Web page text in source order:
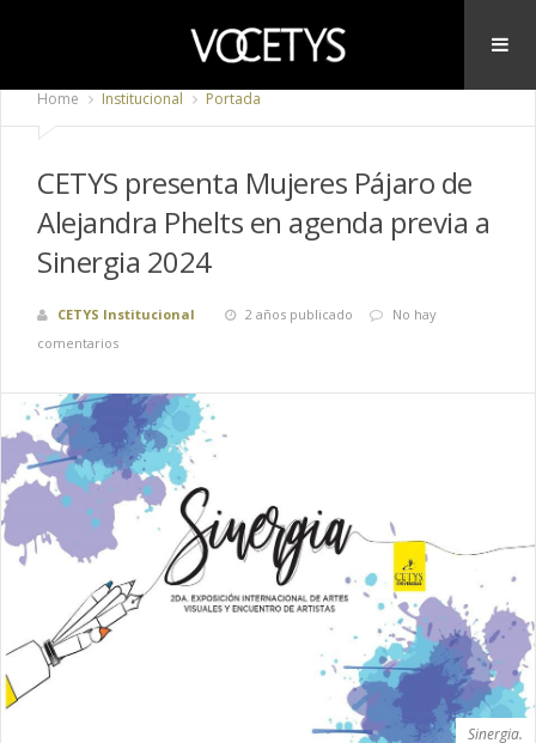
Home Institucional Portada
CETYS presenta Mujeres Pájaro de
Alejandra Phelts en agenda previa a
Sinergia 2024
CETYS Institucional 2 años publicado
No hay
comentarios
Sinergia.